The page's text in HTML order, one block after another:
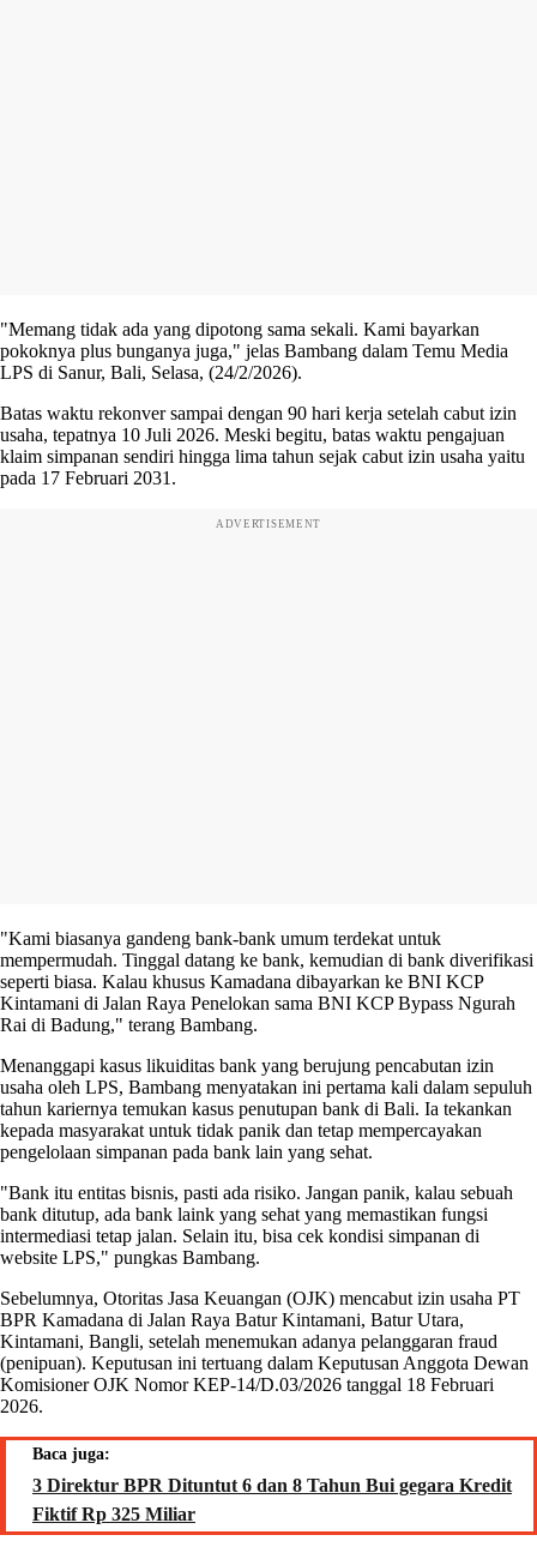
"Memang tidak ada yang dipotong sama sekali. Kami bayarkan
pokoknya plus bunganya juga," jelas Bambang dalam Temu Media
LPS di Sanur, Bali, Selasa, (24/2/2026).
Batas waktu rekonver sampai dengan 90 hari kerja setelah cabut izin
usaha, tepatnya 10 Juli 2026. Meski begitu, batas waktu pengajuan
klaim simpanan sendiri hingga lima tahun sejak cabut izin usaha yaitu
pada 17 Februari 2031.
ADVERTISEMENT
"Kami biasanya gandeng bank-bank umum terdekat untuk
mempermudah. Tinggal datang ke bank, kemudian di bank diverifikasi
seperti biasa. Kalau khusus Kamadana dibayarkan ke BNI KCP
Kintamani di Jalan Raya Penelokan sama BNI KCP Bypass Ngurah
Rai di Badung," terang Bambang.
Menanggapi kasus likuiditas bank yang berujung pencabutan izin
usaha oleh LPS, Bambang menyatakan ini pertama kali dalam sepuluh
tahun kariernya temukan kasus penutupan bank di Bali. Ia tekankan
kepada masyarakat untuk tidak panik dan tetap mempercayakan
pengelolaan simpanan pada bank lain yang sehat.
"Bank itu entitas bisnis, pasti ada risiko. Jangan panik, kalau sebuah
bank ditutup, ada bank laink yang sehat yang memastikan fungsi
intermediasi tetap jalan. Selain itu, bisa cek kondisi simpanan di
website LPS," pungkas Bambang.
Sebelumnya, Otoritas Jasa Keuangan (OJK) mencabut izin usaha PT
BPR Kamadana di Jalan Raya Batur Kintamani, Batur Utara,
Kintamani, Bangli, setelah menemukan adanya pelanggaran fraud
(penipuan). Keputusan ini tertuang dalam Keputusan Anggota Dewan
Komisioner OJK Nomor KEP-14/D.03/2026 tanggal 18 Februari
2026.
Baca juga:
3 Direktur BPR Dituntut 6 dan 8 Tahun Bui gegara Kredit
Fiktif Rp 325 Miliar